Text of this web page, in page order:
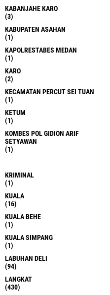
KABANJAHE KARO
(3)
KABUPATEN ASAHAN
(1)
KAPOLRESTABES MEDAN
(1)
KARO
(2)
KECAMATAN PERCUT SEI TUAN
(1)
KETUM
(1)
KOMBES POL GIDION ARIF
SETYAWAN
(1)
KRIMINAL
(1)
KUALA
(16)
KUALA BEHE
(1)
KUALA SIMPANG
(1)
LABUHAN DELI
(94)
LANGKAT
(430)